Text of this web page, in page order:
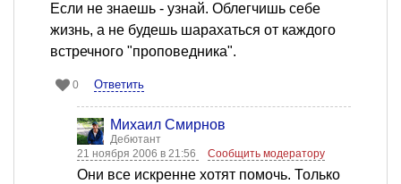
Если не знаешь - узнай. Облегчишь себе
жизнь, а не будешь шарахаться от каждого
встречного "проповедника".
0 Ответить
Михаил Смирнов
Дебютант
21 ноября 2006 в 21:56
Сообщить модератору
Они все искренне хотят помочь. Только